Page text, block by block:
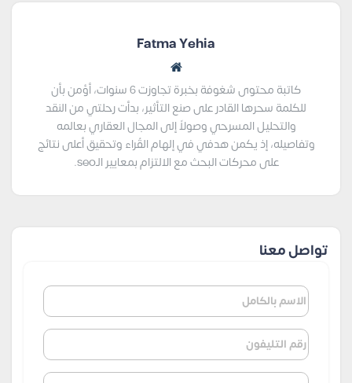
Fatma Yehia
كاتبة محتوى شغوفة بخبرة تجاوزت 6 سنوات، أؤمن بأن
للكلمة سحرها القادر على صنع التأثير، بدأت رحلتي من النقد
والتحليل المسرحي وصولاً إلى المجال العقاري بعالمه
وتفاصيله، إذ يكمن هدفي في إلهام القُراء وتحقيق أعلى نتائج
على محركات البحث مع الالتزام بمعايير الـseo.
تواصل معنا